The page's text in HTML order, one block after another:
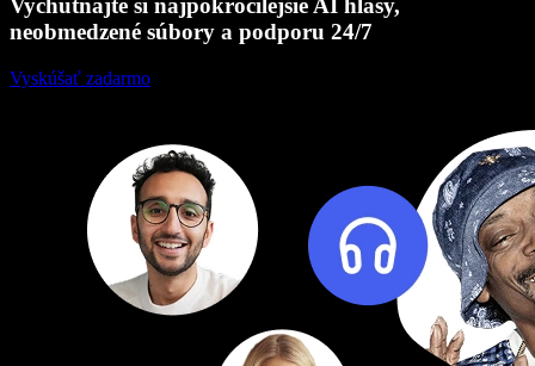
Vychutnajte si najpokročilejšie AI hlasy,
neobmedzené súbory a podporu 24/7
Vyskúšať zadarmo